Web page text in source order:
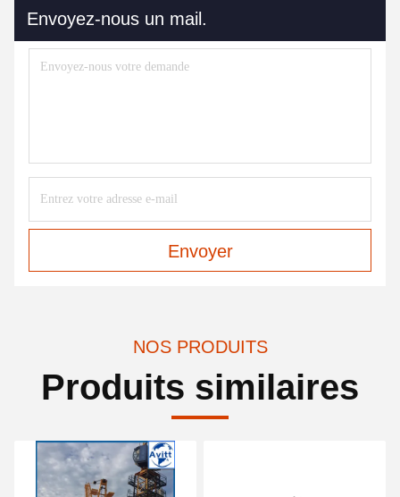
Envoyez-nous un mail.
Envoyer
NOS PRODUITS
Produits similaires